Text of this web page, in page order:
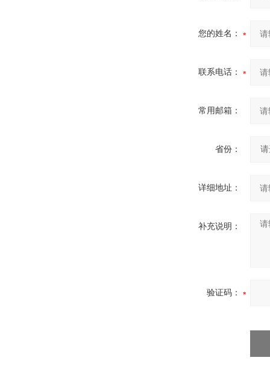
您的姓名：
联系电话：
常用邮箱：
省份：
详细地址：
补充说明：
验证码：